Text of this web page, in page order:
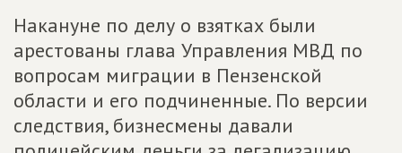
Накануне по делу о взятках были
арестованы глава Управления МВД по
вопросам миграции в Пензенской
области и его подчиненные. По версии
следствия, бизнесмены давали